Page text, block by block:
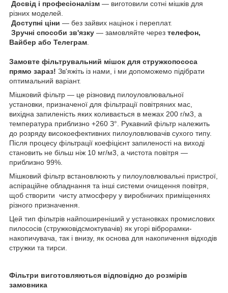
Досвід і професіоналізм — виготовили сотні мішків для
різних моделей.
Доступні ціни — без зайвих націнок і переплат.
Зручні способи зв'язку — замовляйте через телефон,
Вайбер або Телеграм
Замовте фільтрувальний мішок для стружкопососа
прямо зараз! Зв'яжіть із нами, і ми допоможемо підібрати
оптимальний варіант.
Мішковий фільтр — це різновид пилоуловлювальної
установки, призначеної для фільтрації повітряних мас,
вихідна запиленість яких коливається в межах 200 г/м3, а
температура приблизно +260 З°. Рукавний фільтр належить
до розряду високоефективних пилоуловлювачів сухого типу.
Після процесу фільтрації коефіцієнт запиленості на виході
становить не більш ніж 10 мг/м3, а чистота повітря —
приблизно 99%.
Мішковий фільтр встановлюють у пилоуловлювальні пристрої,
аспіраційне обладнання та інші системи очищення повітря,
щоб створити чисту атмосферу у виробничих приміщеннях
різного призначення.
Цей тип фільтрів найпоширеніший у установках промислових
пилососів (стружковідсмоктувачів) як угорі віброрамки-
накопичувача, так і внизу, як основа для накопичення відходів
стружки та тирси.
Фільтри виготовляються відповідно до розмірів
замовника